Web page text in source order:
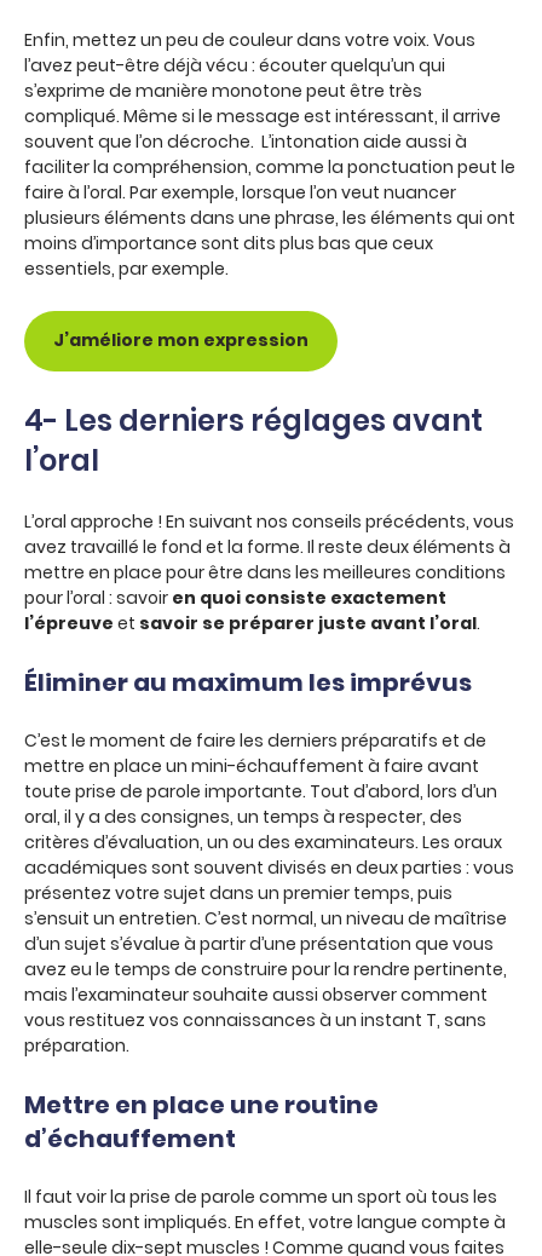
Enfin, mettez un peu de couleur dans votre voix. Vous
l’avez peut-être déjà vécu : écouter quelqu’un qui
s’exprime de manière monotone peut être très
compliqué. Même si le message est intéressant, il arrive
souvent que l’on décroche. L’intonation aide aussi à
faciliter la compréhension, comme la ponctuation peut le
faire à l’oral. Par exemple, lorsque l’on veut nuancer
plusieurs éléments dans une phrase, les éléments qui ont
moins d’importance sont dits plus bas que ceux
essentiels, par exemple.
J’améliore mon expression
4- Les derniers réglages avant
l’oral
L’oral approche ! En suivant nos conseils précédents, vous
avez travaillé le fond et la forme. Il reste deux éléments à
mettre en place pour être dans les meilleures conditions
pour l’oral : savoir en quoi consiste exactement
l’épreuve et savoir se préparer juste avant l’oral.
Éliminer au maximum les imprévus
C’est le moment de faire les derniers préparatifs et de
mettre en place un mini-échauffement à faire avant
toute prise de parole importante. Tout d’abord, lors d’un
oral, il y a des consignes, un temps à respecter, des
critères d’évaluation, un ou des examinateurs. Les oraux
académiques sont souvent divisés en deux parties : vous
présentez votre sujet dans un premier temps, puis
s’ensuit un entretien. C’est normal, un niveau de maîtrise
d’un sujet s’évalue à partir d’une présentation que vous
avez eu le temps de construire pour la rendre pertinente,
mais l’examinateur souhaite aussi observer comment
vous restituez vos connaissances à un instant T, sans
préparation.
Mettre en place une routine
d’échauffement
Il faut voir la prise de parole comme un sport où tous les
muscles sont impliqués. En effet, votre langue compte à
elle-seule dix-sept muscles ! Comme quand vous faites